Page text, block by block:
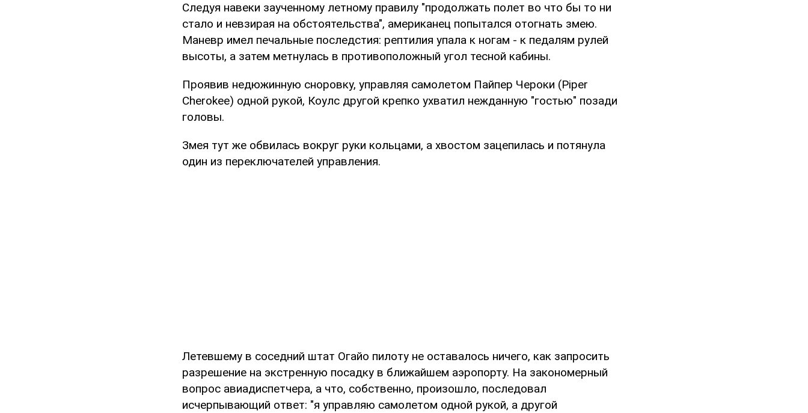
Следуя навеки заученному летному правилу "продолжать полет во что бы то ни
стало и невзирая на обстоятельства", американец попытался отогнать змею.
Маневр имел печальные последстия: рептилия упала к ногам - к педалям рулей
высоты, а затем метнулась в противоположный угол тесной кабины.
Проявив недюжинную сноровку, управляя самолетом Пайпер Чероки (Piper
Cherokee) одной рукой, Коулс другой крепко ухватил нежданную "гостью" позади
головы.
Змея тут же обвилась вокруг руки кольцами, а хвостом зацепилась и потянула
один из переключателей управления.
Летевшему в соседний штат Огайо пилоту не оставалось ничего, как запросить
разрешение на экстренную посадку в ближайшем аэропорту. На закономерный
вопрос авиадиспетчера, а что, собственно, произошло, последовал
исчерпывающий ответ: "я управляю самолетом одной рукой, а другой